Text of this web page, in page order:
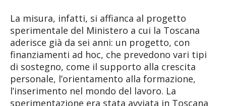
La misura, infatti, si affianca al progetto
sperimentale del Ministero a cui la Toscana
aderisce già da sei anni: un progetto, con
finanziamenti ad hoc, che prevedono vari tipi
di sostegno, come il supporto alla crescita
personale, l’orientamento alla formazione,
l’inserimento nel mondo del lavoro. La
sperimentazione era stata avviata in Toscana